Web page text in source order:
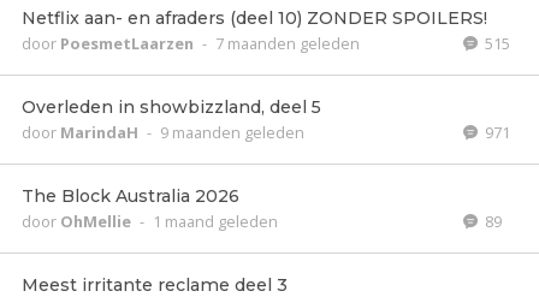
Netflix aan- en afraders (deel 10) ZONDER SPOILERS!
door PoesmetLaarzen - 7 maanden geleden 515
Overleden in showbizzland, deel 5
door MarindaH - 9 maanden geleden 971
The Block Australia 2026
door OhMellie - 1 maand geleden 89
Meest irritante reclame deel 3